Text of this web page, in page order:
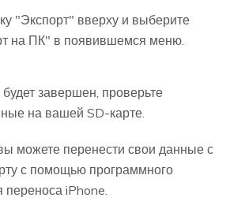
"Экспорт" вверху и выберите
на ПК" в появившемся меню.
завершен, проверьте
на вашей SD-карте.
можете перенести свои данные с
с помощью программного
переноса iPhone.